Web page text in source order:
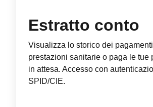
Estratto conto
Visualizza lo storico dei
prestazioni sanitarie o paga le tue
in attesa. Accesso con
SPID/CIE.